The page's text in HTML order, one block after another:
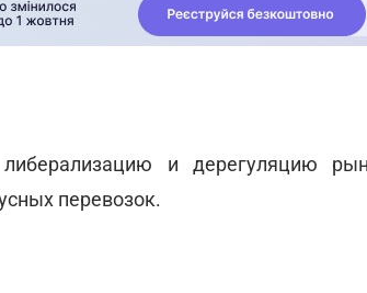
и дерегуляцию
перевозок.